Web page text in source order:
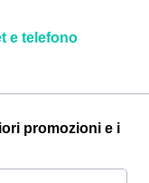
e telefono
promozioni e i